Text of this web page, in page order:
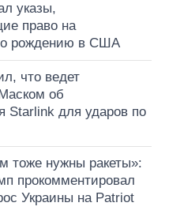
указы,
право на
рождению в США
что ведет
об
Starlink для ударов по
тоже нужны ракеты»:
прокомментировал
Украины на Patriot